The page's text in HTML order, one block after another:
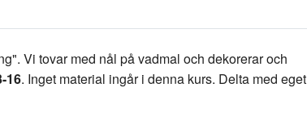
Vi tovar med nål på vadmal och dekorerar och
16. Inget material ingår i denna kurs. Delta med eget